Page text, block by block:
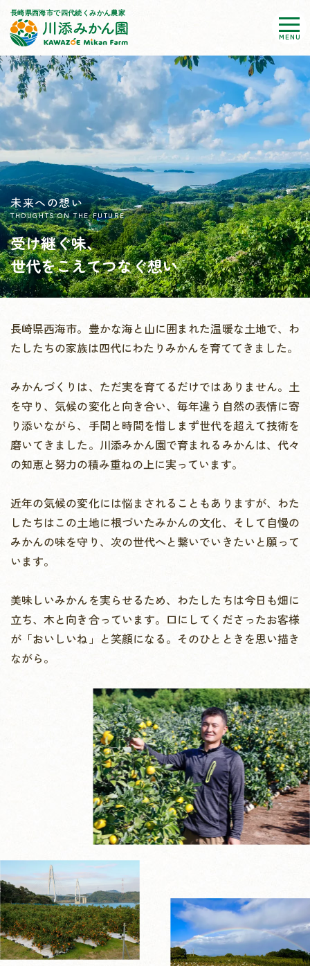
MENU
未来への想い
THOUGHTS ON THE FUTURE
受け継ぐ味、
世代をこえてつなぐ想い
長崎県西海市。 豊かな海と山に囲まれた温暖な土地で、 わ
たしたちの家族は四代にわたりみかんを育ててきました。
みかんづくりは、ただ実を育てるだけではありません。 土
を守り、気候の変化と向き合い、毎年違う自然の表情に寄
り添いながら、 手間と時間を惜しまず世代を超えて技術を
磨いてきました。 川添みかん園で育まれるみかんは、代々
の知恵と努力の積み重ねの上に実っています。
近年の気候の変化には悩まされることもありますが、 わた
したちはこの土地に根づいたみかんの文化、そして自慢の
みかんの味を守り、 次の世代へと繋いでいきたいと願って
います。
美味しいみかんを実らせるため、わたしたちは今日も畑に
立ち、木と向き合っています。 口にしてくださったお客様
が「おいしいね」と笑顔になる。 そのひとときを思い描き
ながら。